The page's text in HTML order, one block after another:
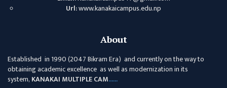
Url:www.kanakaicampus.edu.np
About
Established in 1990 (2047 Bikram Era) and currently on the way to
obtaining academic excellence as well as modernization in its
system, KANAKAI MULTIPLE CAM......